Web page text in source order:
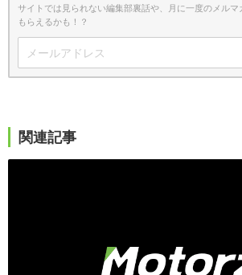
サイトでは見られない編集部裏話や、月に一度のメルマ
もらえるかも！？
関連記事